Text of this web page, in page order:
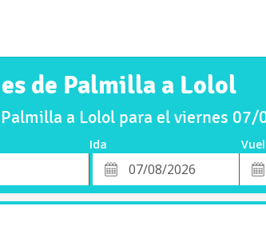
de Palmilla a Lolol
a Lolol para el viernes
Ida
Fecha
de
Fecha
de